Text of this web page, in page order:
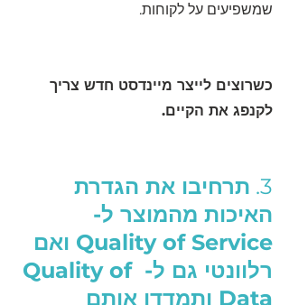
שמשפיעים על לקוחות.
כשרוצים לייצר מיינדסט חדש צריך
לקנפג את הקיים.
3. תרחיבו את הגדרת
האיכות מהמוצר ל-
Quality of Service ואם
רלוונטי גם ל- Quality of
Data ותמדדו אותם